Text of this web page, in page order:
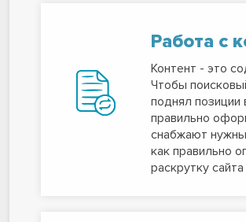
Работа с
Контент - это
Чтобы
поднял
правильно
снабжают
как правильно
раскрутку